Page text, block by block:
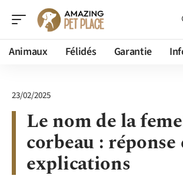
Animaux Félidés Garantie
23/02/2025
Le nom de la
corbeau : réponse
explications